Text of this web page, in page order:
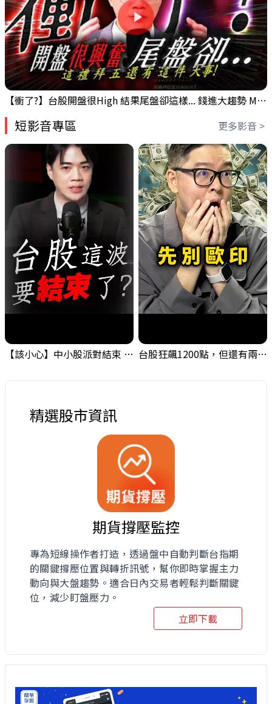
【衝了?】台股開盤很High 結果尾盤卻這樣... 錢進大趨勢 Mr.智霖 陳 2026/08/05
短影音專區 更多影音 >
【該小心】中小股派對結束 ? 關鍵訊號都指向... 台股狂飆1200點，但還有兩關沒過｜Mr.Jimmy高志銘 #台股 #期貨 #加權指數
精選股市資訊
期貨撐壓監控
專為短線操作者打造，透過盤中自動判斷台指期
的關鍵撐壓位置與轉折訊號，幫你即時掌握主力
動向與大盤趨勢。適合日內交易者輕鬆判斷關鍵
位，減少盯盤壓力。
立即下載